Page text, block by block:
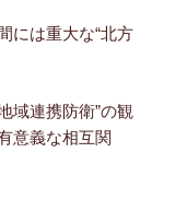
には重大な“北方
域連携防衛”の観
意義な相互関